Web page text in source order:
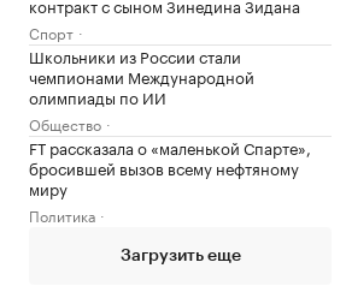
контракт с сыном Зинедина Зидана
Спорт
Школьники из России стали
чемпионами Международной
олимпиады по ИИ
Общество
FT рассказала о «маленькой Спарте»,
бросившей вызов всему нефтяному
миру
Политика
Загрузить еще